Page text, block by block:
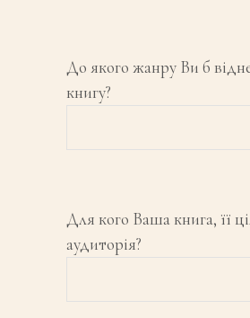
До якого жанру Ви б
книгу?
Для кого Ваша книга, її
аудиторія?